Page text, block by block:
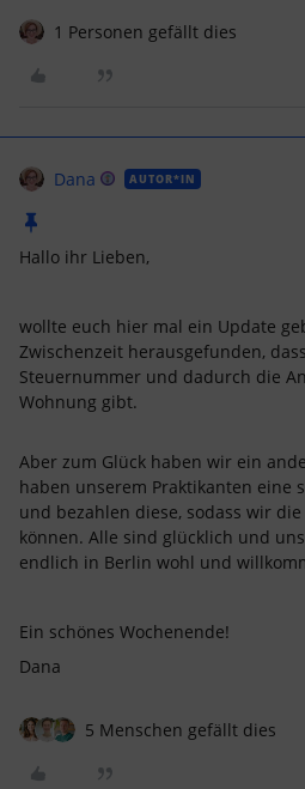
1 Personen gefällt dies
Dana AUTOR*IN
Hallo ihr Lieben,
wollte euch hier mal ein Update
Zwischenzeit herausgefunden,
Steuernummer und dadurch die
Wohnung gibt.
Aber zum Glück haben wir ein
haben unserem Praktikanten eine
und bezahlen diese, sodass wir
können. Alle sind glücklich und
endlich in Berlin wohl und
Ein schönes Wochenende!
Dana
5 Menschen gefällt dies